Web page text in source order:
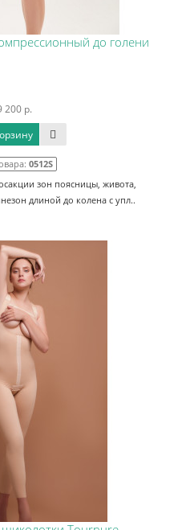
до голени
200 р.
0512S
зон поясницы, живота,
длиной до колена с упл..